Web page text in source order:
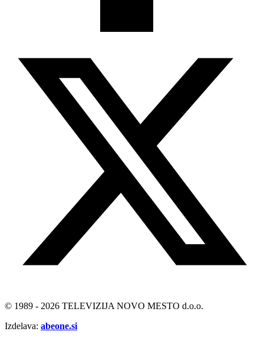
© 1989 - 2026 TELEVIZIJA NOVO MESTO d.o.o.
Izdelava: abeone.si